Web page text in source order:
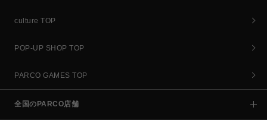
culture TOP
POP-UP SHOP TOP
PARCO GAMES TOP
全国のPARCO店舗